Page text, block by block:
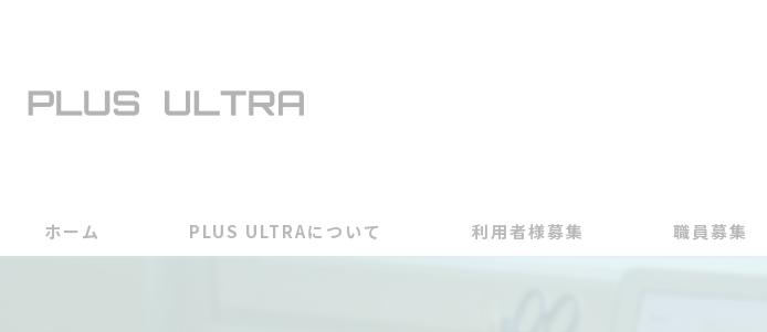
ホーム PLUS ULTRAについて 利用者様募集 職員募集